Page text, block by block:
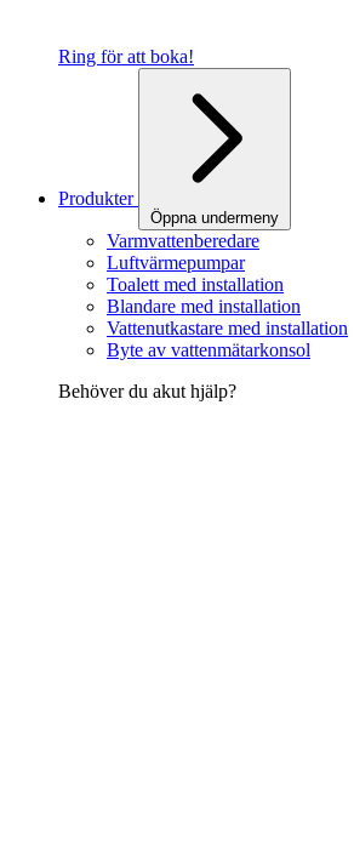
Ring för att boka!
Produkter
Öppna undermeny
Varmvattenberedare
Luftvärmepumpar
Toalett med installation
Blandare med installation
Vattenutkastare med installation
Byte av vattenmätarkonsol
Behöver du akut hjälp?